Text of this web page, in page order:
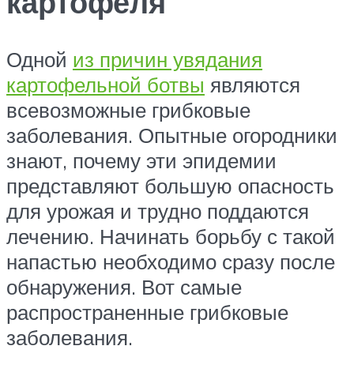
Одной из причин увядания
картофельной ботвы являются
всевозможные грибковые
заболевания. Опытные огородники
знают, почему эти эпидемии
представляют большую опасность
для урожая и трудно поддаются
лечению. Начинать борьбу с такой
напастью необходимо сразу после
обнаружения. Вот самые
распространенные грибковые
заболевания.